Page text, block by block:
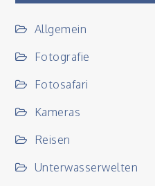
Allgemein
Fotografie
Fotosafari
Kameras
Reisen
Unterwasserwelten